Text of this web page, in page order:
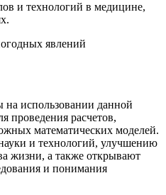
и технологий в медицине,
явлений
использовании данной
проведения расчетов,
математических моделей.
и технологий, улучшению
жизни, а также открывают
и понимания